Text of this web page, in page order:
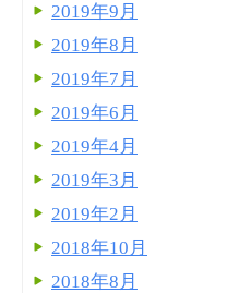
2019年9月
2019年8月
2019年7月
2019年6月
2019年4月
2019年3月
2019年2月
2018年10月
2018年8月